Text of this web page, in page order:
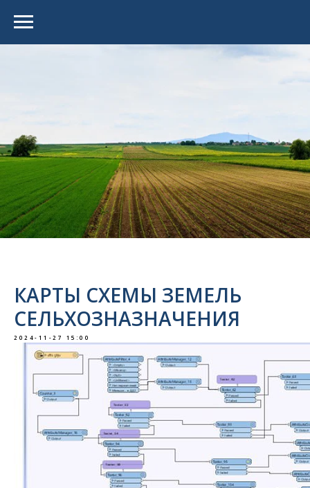
КАРТЫ СХЕМЫ ЗЕМЕЛЬ
СЕЛЬХОЗНАЗНАЧЕНИЯ
2024-11-27 15:00